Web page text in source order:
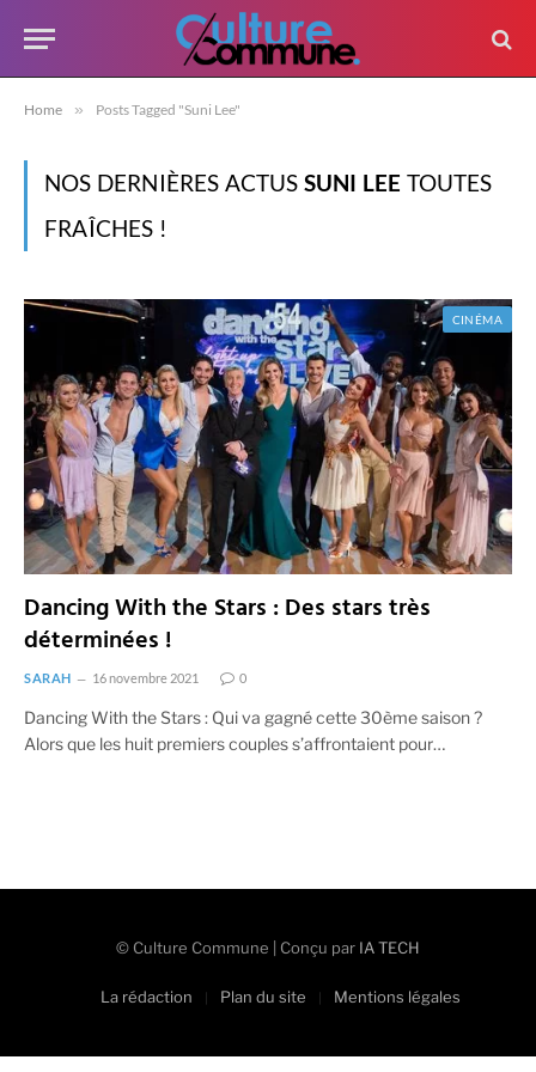
Home » Posts Tagged "Suni Lee"
NOS DERNIÈRES ACTUS SUNI LEE TOUTES
FRAÎCHES !
CINÉMA
Dancing With the Stars : Des stars très
déterminées !
SARAH 16 novembre 2021 0
Dancing With the Stars : Qui va gagné cette 30ème saison ?
Alors que les huit premiers couples s’affrontaient pour…
© Culture Commune | Conçu par IA TECH
La rédaction Plan du site Mentions légales